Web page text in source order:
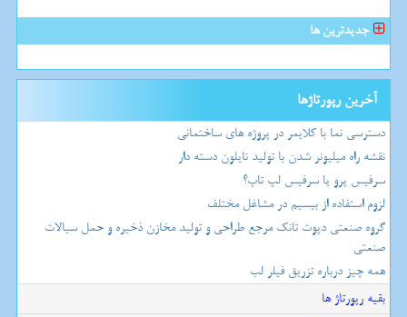
جدیدترین ها
آخرین رپورتاژها
دسترسی نما با کلایمر در پروژه های ساختمانی
نقشه راه میلیونر شدن با تولید نایلون دسته دار
سرفیس پرو یا سرفیس لپ تاپ؟
لزوم استفاده از بیسیم در مشاغل مختلف
گروه صنعتی دپوت تانک مرجع طراحی و تولید مخازن ذخیره و حمل سیالات
صنعتی
همه چیز درباره تزریق فیلر لب
بقیه رپورتاژ ها